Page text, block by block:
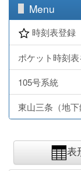
Menu
時刻表登録
ポケット時刻
105号系統
東山三条（地下
表